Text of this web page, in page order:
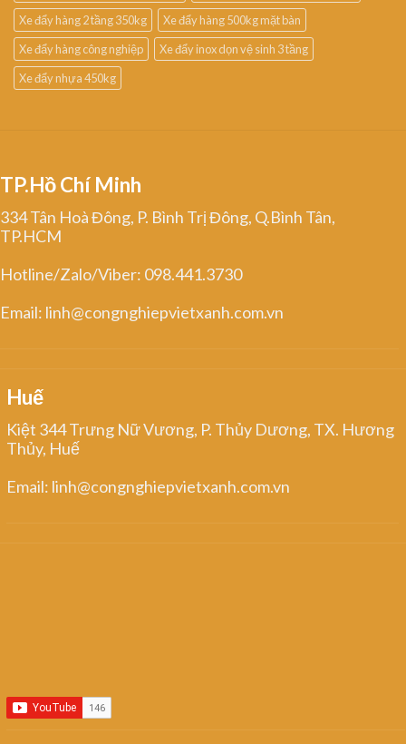
Xe đẩy hàng 2 tầng 350kg
Xe đẩy hàng 500kg mặt bàn
Xe đẩy hàng công nghiệp
Xe đẩy inox dọn vệ sinh 3 tầng
Xe đẩy nhựa 450kg
TP.Hồ Chí Minh
334 Tân Hoà Đông, P. Bình Trị Đông, Q.Bình Tân,
TP.HCM
Hotline/Zalo/Viber: 098.441.3730
Email: linh@congnghiepvietxanh.com.vn
Huế
Kiệt 344 Trưng Nữ Vương, P. Thủy Dương, TX. Hương
Thủy, Huế
Email: linh@congnghiepvietxanh.com.vn